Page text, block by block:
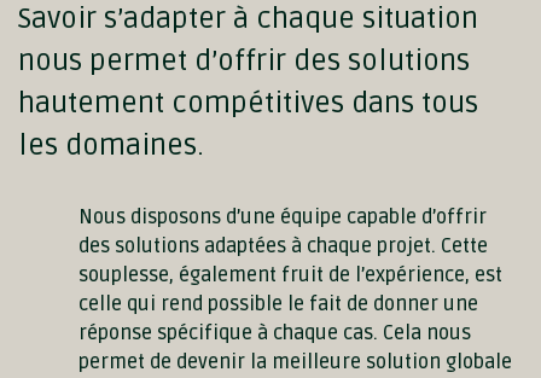
Savoir s’adapter à chaque situation
nous permet d’offrir des solutions
hautement compétitives dans tous
les domaines.
Nous disposons d’une équipe capable d’offrir
des solutions adaptées à chaque projet. Cette
souplesse, également fruit de l’expérience, est
celle qui rend possible le fait de donner une
réponse spécifique à chaque cas. Cela nous
permet de devenir la meilleure solution globale